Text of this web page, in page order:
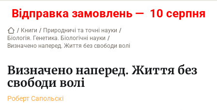
Відправка замовлень — 10 серпня
/ Книги / Природничі та точні науки /
Біологія. Генетика. Біологічні науки /
Визначено наперед. Життя без свободи волі
Визначено наперед. Життя без
свободи волі
Роберт Сапольскі